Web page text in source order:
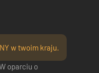
w twoim kraju.
oparciu o